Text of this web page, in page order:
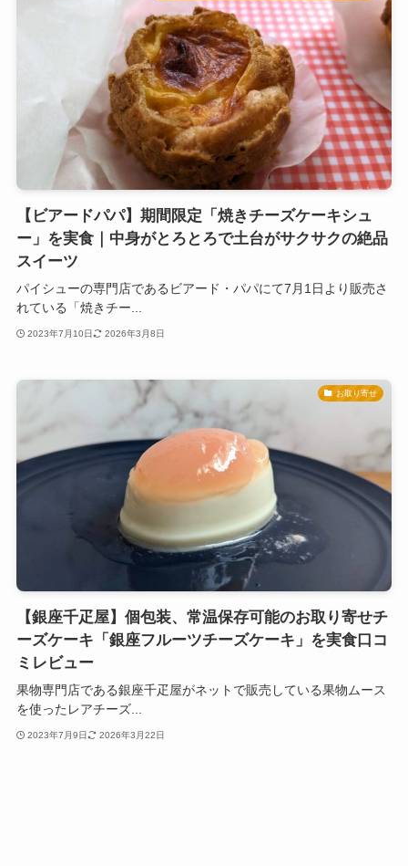
【ビアードパパ】期間限定「焼きチーズケーキシュ
ー」を実食｜中身がとろとろで土台がサクサクの絶品
スイーツ
パイシューの専門店であるビアード・パパにて7月1日より販売さ
れている「焼きチー...
2023年7月10日 2026年3月8日
お取り寄せ
【銀座千疋屋】個包装、常温保存可能のお取り寄せチ
ーズケーキ「銀座フルーツチーズケーキ」を実食口コ
ミレビュー
果物専門店である銀座千疋屋がネットで販売している果物ムース
を使ったレアチーズ...
2023年7月9日 2026年3月22日